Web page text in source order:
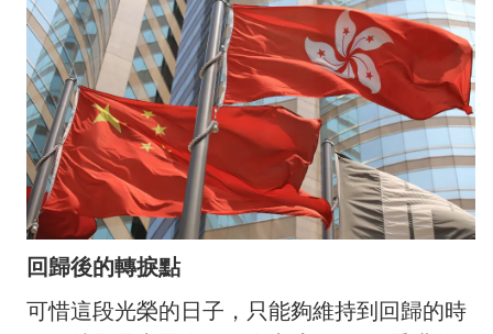
回歸後的轉捩點
可惜這段光榮的日子，只能夠維持到回歸的時